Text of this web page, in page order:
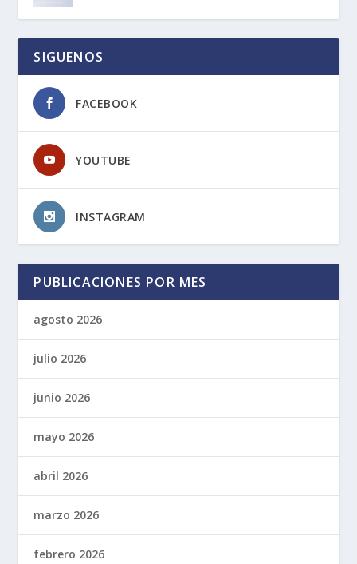
SIGUENOS
FACEBOOK
YOUTUBE
INSTAGRAM
PUBLICACIONES POR MES
agosto 2026
julio 2026
junio 2026
mayo 2026
abril 2026
marzo 2026
febrero 2026